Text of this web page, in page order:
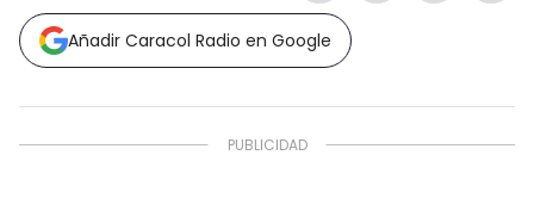
Añadir Caracol Radio en Google